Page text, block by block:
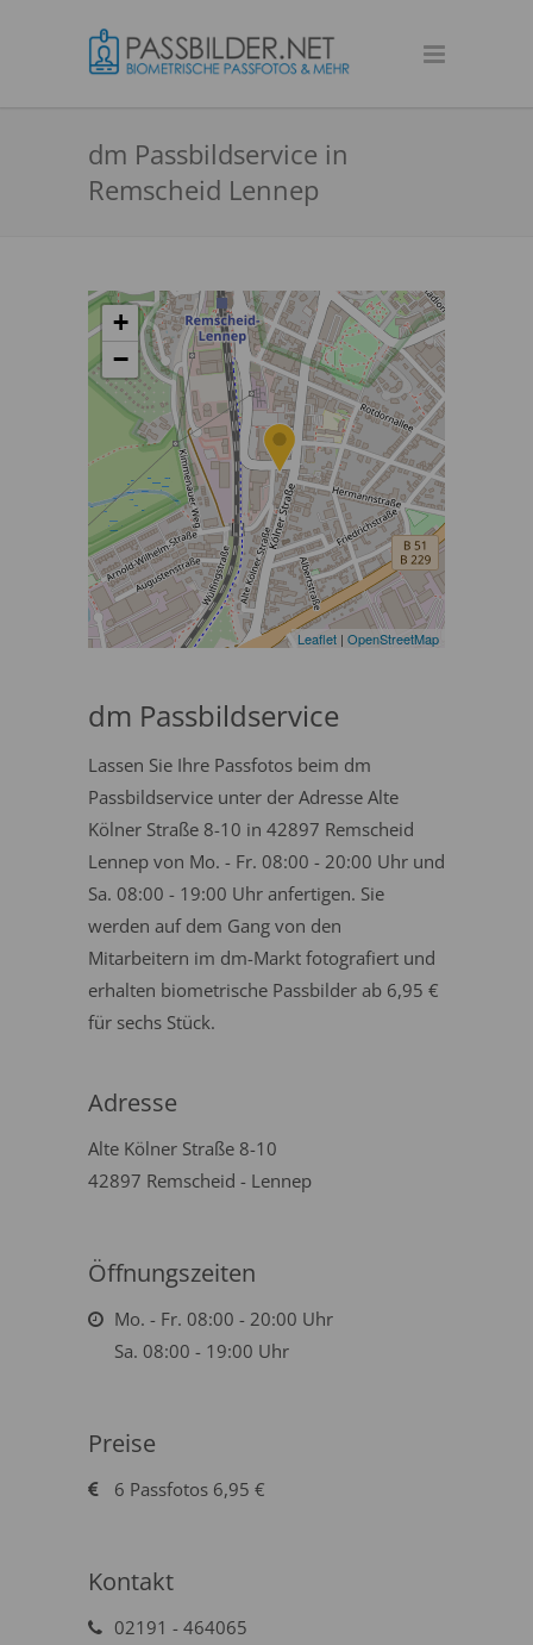
dm Passbildservice in
Remscheid Lennep
+
−
Leaflet | OpenStreetMap
dm Passbildservice
Lassen Sie Ihre Passfotos beim dm
Passbildservice unter der Adresse Alte
Kölner Straße 8-10 in 42897 Remscheid
Lennep von Mo. - Fr. 08:00 - 20:00 Uhr und
Sa. 08:00 - 19:00 Uhr anfertigen. Sie
werden auf dem Gang von den
Mitarbeitern im dm-Markt fotografiert und
erhalten biometrische Passbilder ab 6,95 €
für sechs Stück.
Adresse
Alte Kölner Straße 8-10
42897 Remscheid - Lennep
Öffnungszeiten
Mo. - Fr. 08:00 - 20:00 Uhr
Sa. 08:00 - 19:00 Uhr
Preise
6 Passfotos 6,95 €
Kontakt
02191 - 464065